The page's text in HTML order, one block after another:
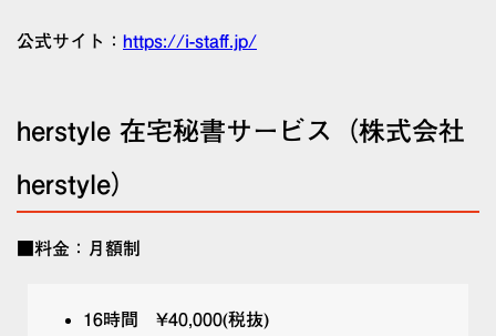
公式サイト： https://i-staff.jp/
herstyle 在宅秘書サービス（株式会社
herstyle）
■料金：月額制
16時間 ¥40,000(税抜)